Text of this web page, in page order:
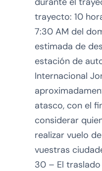
trayecto: 10
7:30 AM del
estimada de
estación de
Internacional
atasco, con el
considerar
realizar vuelo
vuestras
30 – El